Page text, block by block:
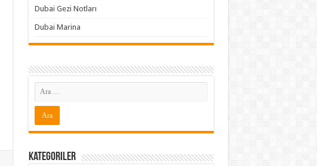
Dubai Gezi Notları
Dubai Marina
Kategoriler